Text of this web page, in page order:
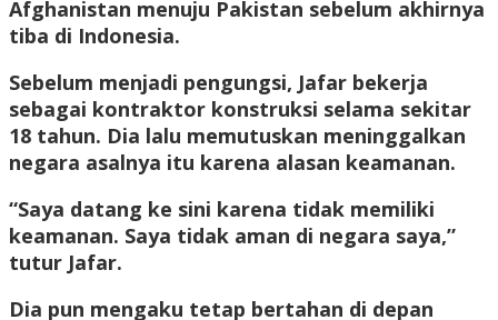
Afghanistan menuju Pakistan sebelum akhirnya
tiba di Indonesia.
Sebelum menjadi pengungsi, Jafar bekerja
sebagai kontraktor konstruksi selama sekitar
18 tahun. Dia lalu memutuskan meninggalkan
negara asalnya itu karena alasan keamanan.
“Saya datang ke sini karena tidak memiliki
keamanan. Saya tidak aman di negara saya,”
tutur Jafar.
Dia pun mengaku tetap bertahan di depan